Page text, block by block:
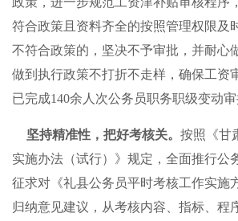
符合政策且资料齐全的按照管理权限及
不符合政策的，坚决不予审批，并耐心
做到执行政策不打折不走样，确保工资
已完成140余人次公务员职务职级变动审
坚持精准性，把好考核关。 按照《甘
实施办法（试行）》规定，全面推行公
征求对《礼县公务员平时考核工作实施
归纳意见建议，从考核内容、指标、程